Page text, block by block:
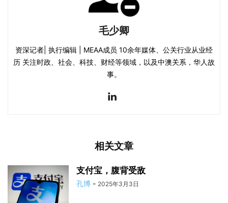
毛少卿
资深记者| 执行编辑 | MEAA成员 10余年媒体、公关行业从业经
历 关注时政、社会、科技、财经等领域，以及中澳关系，华人故
事。
相关文章
支付宝，腹背受敌
孔博 - 2025年3月3日